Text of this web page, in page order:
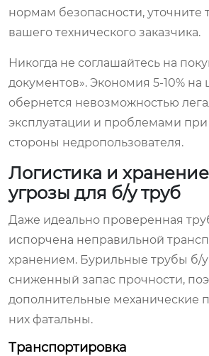
нормам безопасности, уточните
вашего технического заказчика.
Никогда не соглашайтесь на
документов». Экономия 5-10% на
обернется невозможностью
эксплуатации и проблемами при
стороны недропользователя.
Логистика и
угрозы для б/у труб
Даже идеально проверенная
испорчена неправильной
хранением. Бурильные трубы б/
сниженный запас прочности,
дополнительные механические
них фатальны.
Транспортировка